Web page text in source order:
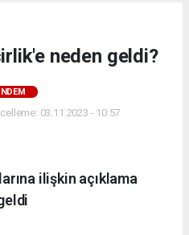
neden geldi?
03.11.2023 - 10:57
ilişkin açıklama